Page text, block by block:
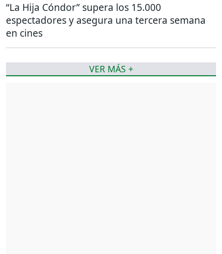
“La Hija Cóndor” supera los 15.000
espectadores y asegura una tercera semana
en cines
VER MÁS +